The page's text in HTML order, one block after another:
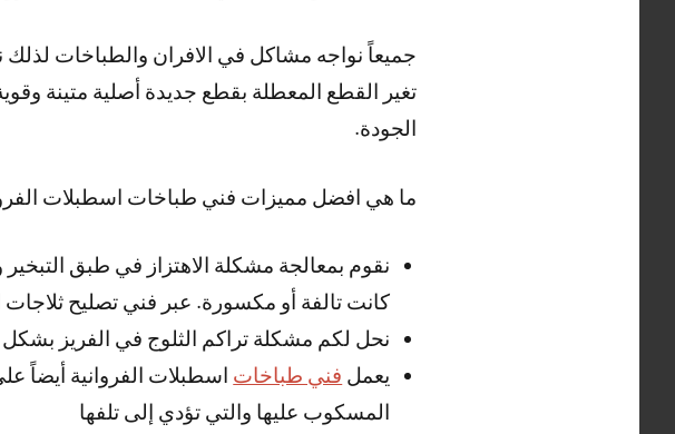
جميعاً نواجه مشاكل في الافران والطباخات
تغير القطع المعطلة بقطع جديدة أصلية متينة
الجودة.
ما هي افضل مميزات فني طباخات اسطبلات
نقوم بمعالجة مشكلة الاهتزاز في طبق
كانت تالفة أو مكسورة. عبر فني تصليح ثلاجات
نحل لكم مشكلة تراكم الثلوج في الفريز بشكل
يعمل فني طباخات اسطبلات الفروانية أيضاً
المسكوب عليها والتي تؤدي إلى تلفها